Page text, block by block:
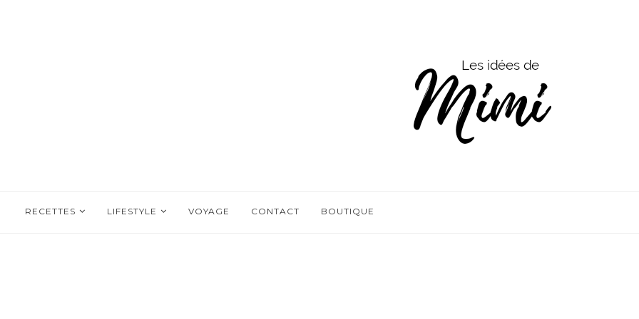
RECETTES LIFESTYLE VOYAGE CONTACT BOUTIQUE